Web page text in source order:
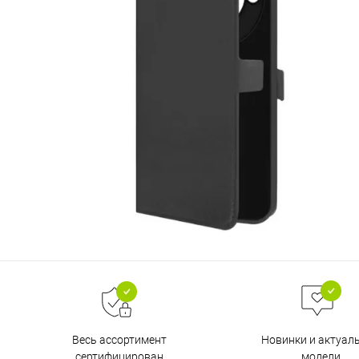
Весь ассортимент
сертифицирован
Новинки и